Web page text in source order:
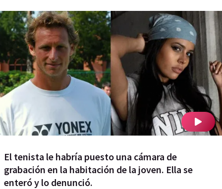
El tenista le habría puesto una cámara de
grabación en la habitación de la joven. Ella se
enteró y lo denunció.